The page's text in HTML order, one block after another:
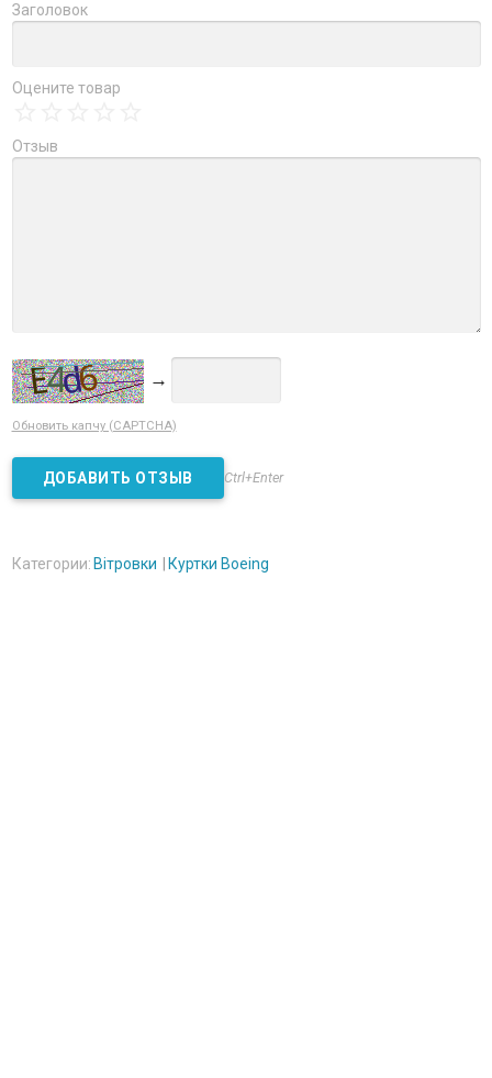
Заголовок
Оцените товар
Отзыв
→
Обновить капчу (CAPTCHA)
Ctrl+Enter
Категории: Вітровки Куртки Boeing